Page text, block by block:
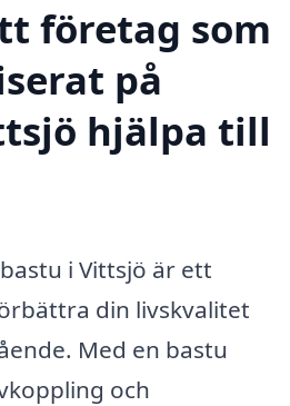
företag som
på
hjälpa till
i Vittsjö är ett
din livskvalitet
Med en bastu
och